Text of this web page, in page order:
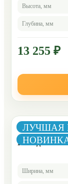
Высота, мм
Глубина, мм
13 255 ₽
ЛУЧШАЯ
Комод Челси
Ширина, мм